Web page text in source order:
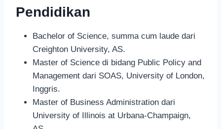
Pendidikan
Bachelor of Science, summa cum laude dari
Creighton University, AS.
Master of Science di bidang Public Policy and
Management dari SOAS, University of London,
Inggris.
Master of Business Administration dari
University of Illinois at Urbana-Champaign,